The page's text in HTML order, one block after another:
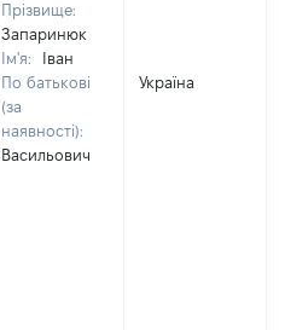
Прізвище:
Запаринюк
Ім'я:
Іван
По батькові
(за
наявності):
Васильович
Україна